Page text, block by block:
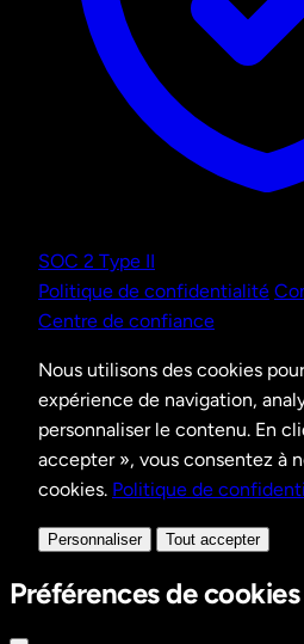
SOC 2 Type II
Politique de confidentialité
Centre de confiance
Nous utilisons des cookies
expérience de navigation,
personnaliser le contenu. En
accepter », vous consentez à
cookies. Politique de
Personnaliser Tout accepter
Préférences de cookies